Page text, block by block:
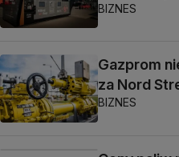
BIZNES
Gazprom
za Nord
BIZNES